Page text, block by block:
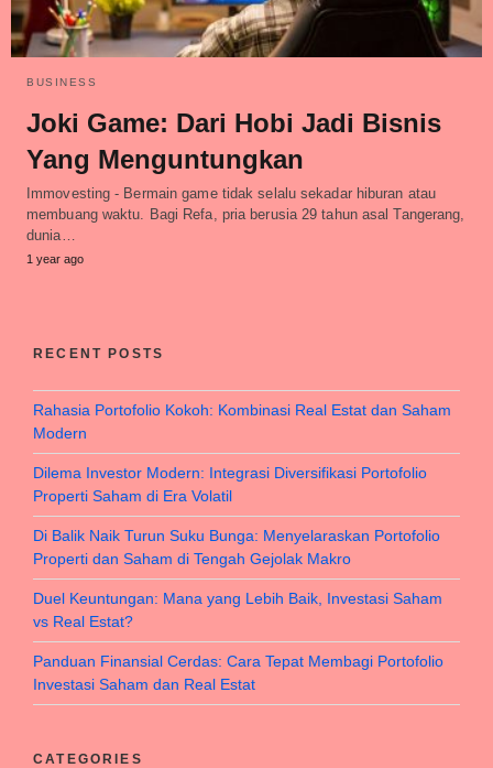
BUSINESS
Joki Game: Dari Hobi Jadi Bisnis
Yang Menguntungkan
Immovesting - Bermain game tidak selalu sekadar hiburan atau
membuang waktu. Bagi Refa, pria berusia 29 tahun asal Tangerang,
dunia…
1 year ago
RECENT POSTS
Rahasia Portofolio Kokoh: Kombinasi Real Estat dan Saham
Modern
Dilema Investor Modern: Integrasi Diversifikasi Portofolio
Properti Saham di Era Volatil
Di Balik Naik Turun Suku Bunga: Menyelaraskan Portofolio
Properti dan Saham di Tengah Gejolak Makro
Duel Keuntungan: Mana yang Lebih Baik, Investasi Saham
vs Real Estat?
Panduan Finansial Cerdas: Cara Tepat Membagi Portofolio
Investasi Saham dan Real Estat
CATEGORIES